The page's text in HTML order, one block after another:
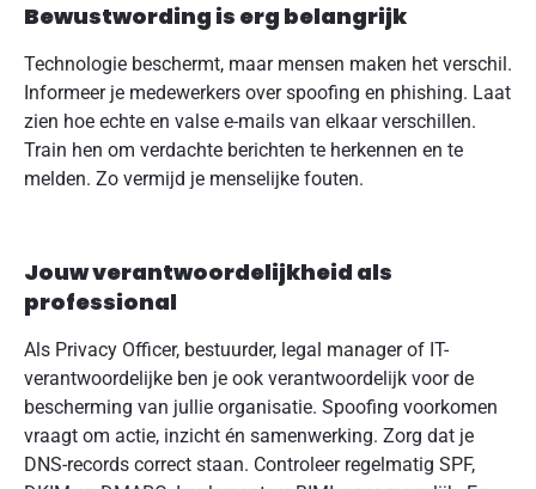
Bewustwording is erg belangrijk
Technologie beschermt, maar mensen maken het verschil.
Informeer je medewerkers over spoofing en phishing. Laat
zien hoe echte en valse e-mails van elkaar verschillen.
Train hen om verdachte berichten te herkennen en te
melden. Zo vermijd je menselijke fouten.
Jouw verantwoordelijkheid als
professional
Als Privacy Officer, bestuurder, legal manager of IT-
verantwoordelijke ben je ook verantwoordelijk voor de
bescherming van jullie organisatie. Spoofing voorkomen
vraagt om actie, inzicht én samenwerking. Zorg dat je
DNS-records correct staan. Controleer regelmatig SPF,